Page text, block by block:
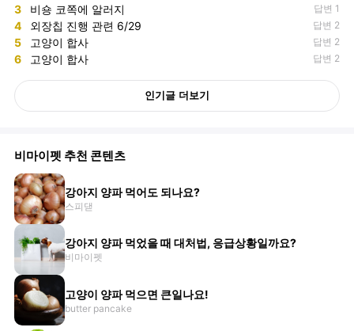
3 비숑 코쪽에 알러지 답변 1
4 외장칩 진행 관련 6/29 답변 2
5 고양이 합사 답변 2
6 고양이 합사 답변 2
인기글 더보기
비마이펫 추천 콘텐츠
강아지 양파 먹어도 되나요?
스피댇
강아지 양파 먹었을 때 대처법, 응급상황일까요?
비마이펫
고양이 양파 먹으면 큰일나요!
butter pancake